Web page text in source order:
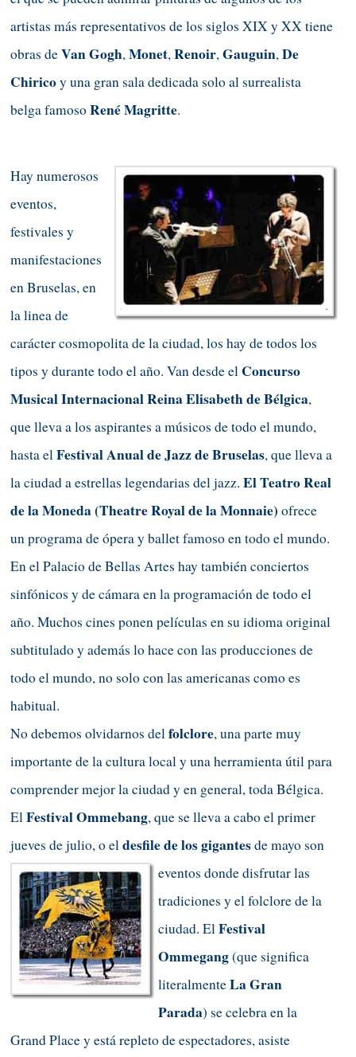
artistas más representativos de los siglos XIX y XX tiene
obras deVan Gogh,Monet,Renoir,Gauguin,De
Chiricoy una gran sala dedicada solo al surrealista
belga famosoRenéMagritte.
Hay numerosos
eventos,
festivales y
manifestaciones
en Bruselas, en
la linea de
carácter cosmopolita de la ciudad, los hay de todos los
tipos y durante todo el año. Van desde el Concurso
Musical Internacional Reina Elisabeth de Bélgica,
que lleva a los aspirantes a músicos de todo el mundo,
hasta elFestival Anual de Jazz de Bruselas, que lleva a
la ciudad a estrellas legendarias del jazz. El Teatro Real
de la Moneda(Theatre Royal de la Monnaie) ofrece
un programa de ópera y ballet famoso en todo el mundo.
En el Palacio de Bellas Artes hay también conciertos
sinfónicos y de cámara en la programación de todo el
año. Muchos cines ponen películas en su idioma original
subtitulado y además lo hace con las producciones de
todo el mundo, no solo con las americanas como es
habitual.
No debemos olvidarnos delfolclore, una parte muy
importante de la cultura local y una herramienta útil para
comprender mejor la ciudad y en general, toda Bélgica.
ElFestival Ommebang, que se lleva a cabo el primer
jueves de julio, o eldesfile de los gigantesde mayoson
eventos donde disfrutar las
tradiciones y el folclore de la
ciudad. ElFestival
Ommegang(que significa
literalmenteLa Gran
Parada) se celebra en la
Grand Place y está repleto de espectadores, asiste